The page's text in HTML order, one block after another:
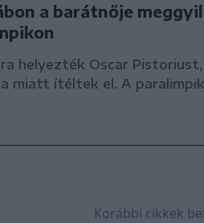
a barátnője
helyezték Oscar
miatt ítéltek el. A
Korábbi cikkek